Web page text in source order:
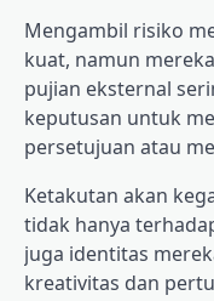
Mengambil risiko
kuat, namun
pujian eksternal
keputusan untuk
persetujuan atau
Ketakutan akan
tidak hanya
juga identitas
kreativitas dan